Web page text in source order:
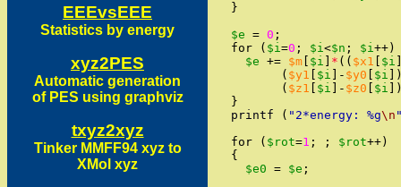
EEEvsEEE
Statistics by energy
xyz2PES
Automatic generation
of PES using graphviz
txyz2xyz
Tinker MMFF94 xyz to
XMol xyz
}
$e = 0 ;
for
( $i=0 ; $i<$n ; $i++ )
$e += $m $i * ( ( $x1 $i
( $y1 $i - $y0 $i
( $z1 $i - $z0 $i
}
printf
( " 2*energy: %g\n
for
( $rot=1 ; ; $rot++ )
{
$e0 = $e ;